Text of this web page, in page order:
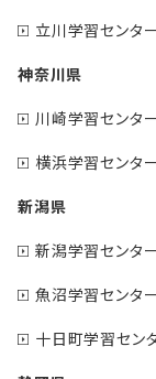
立川学習センタ
神奈川県
川崎学習センタ
横浜学習センタ
新潟県
新潟学習センタ
魚沼学習センタ
十日町学習セン